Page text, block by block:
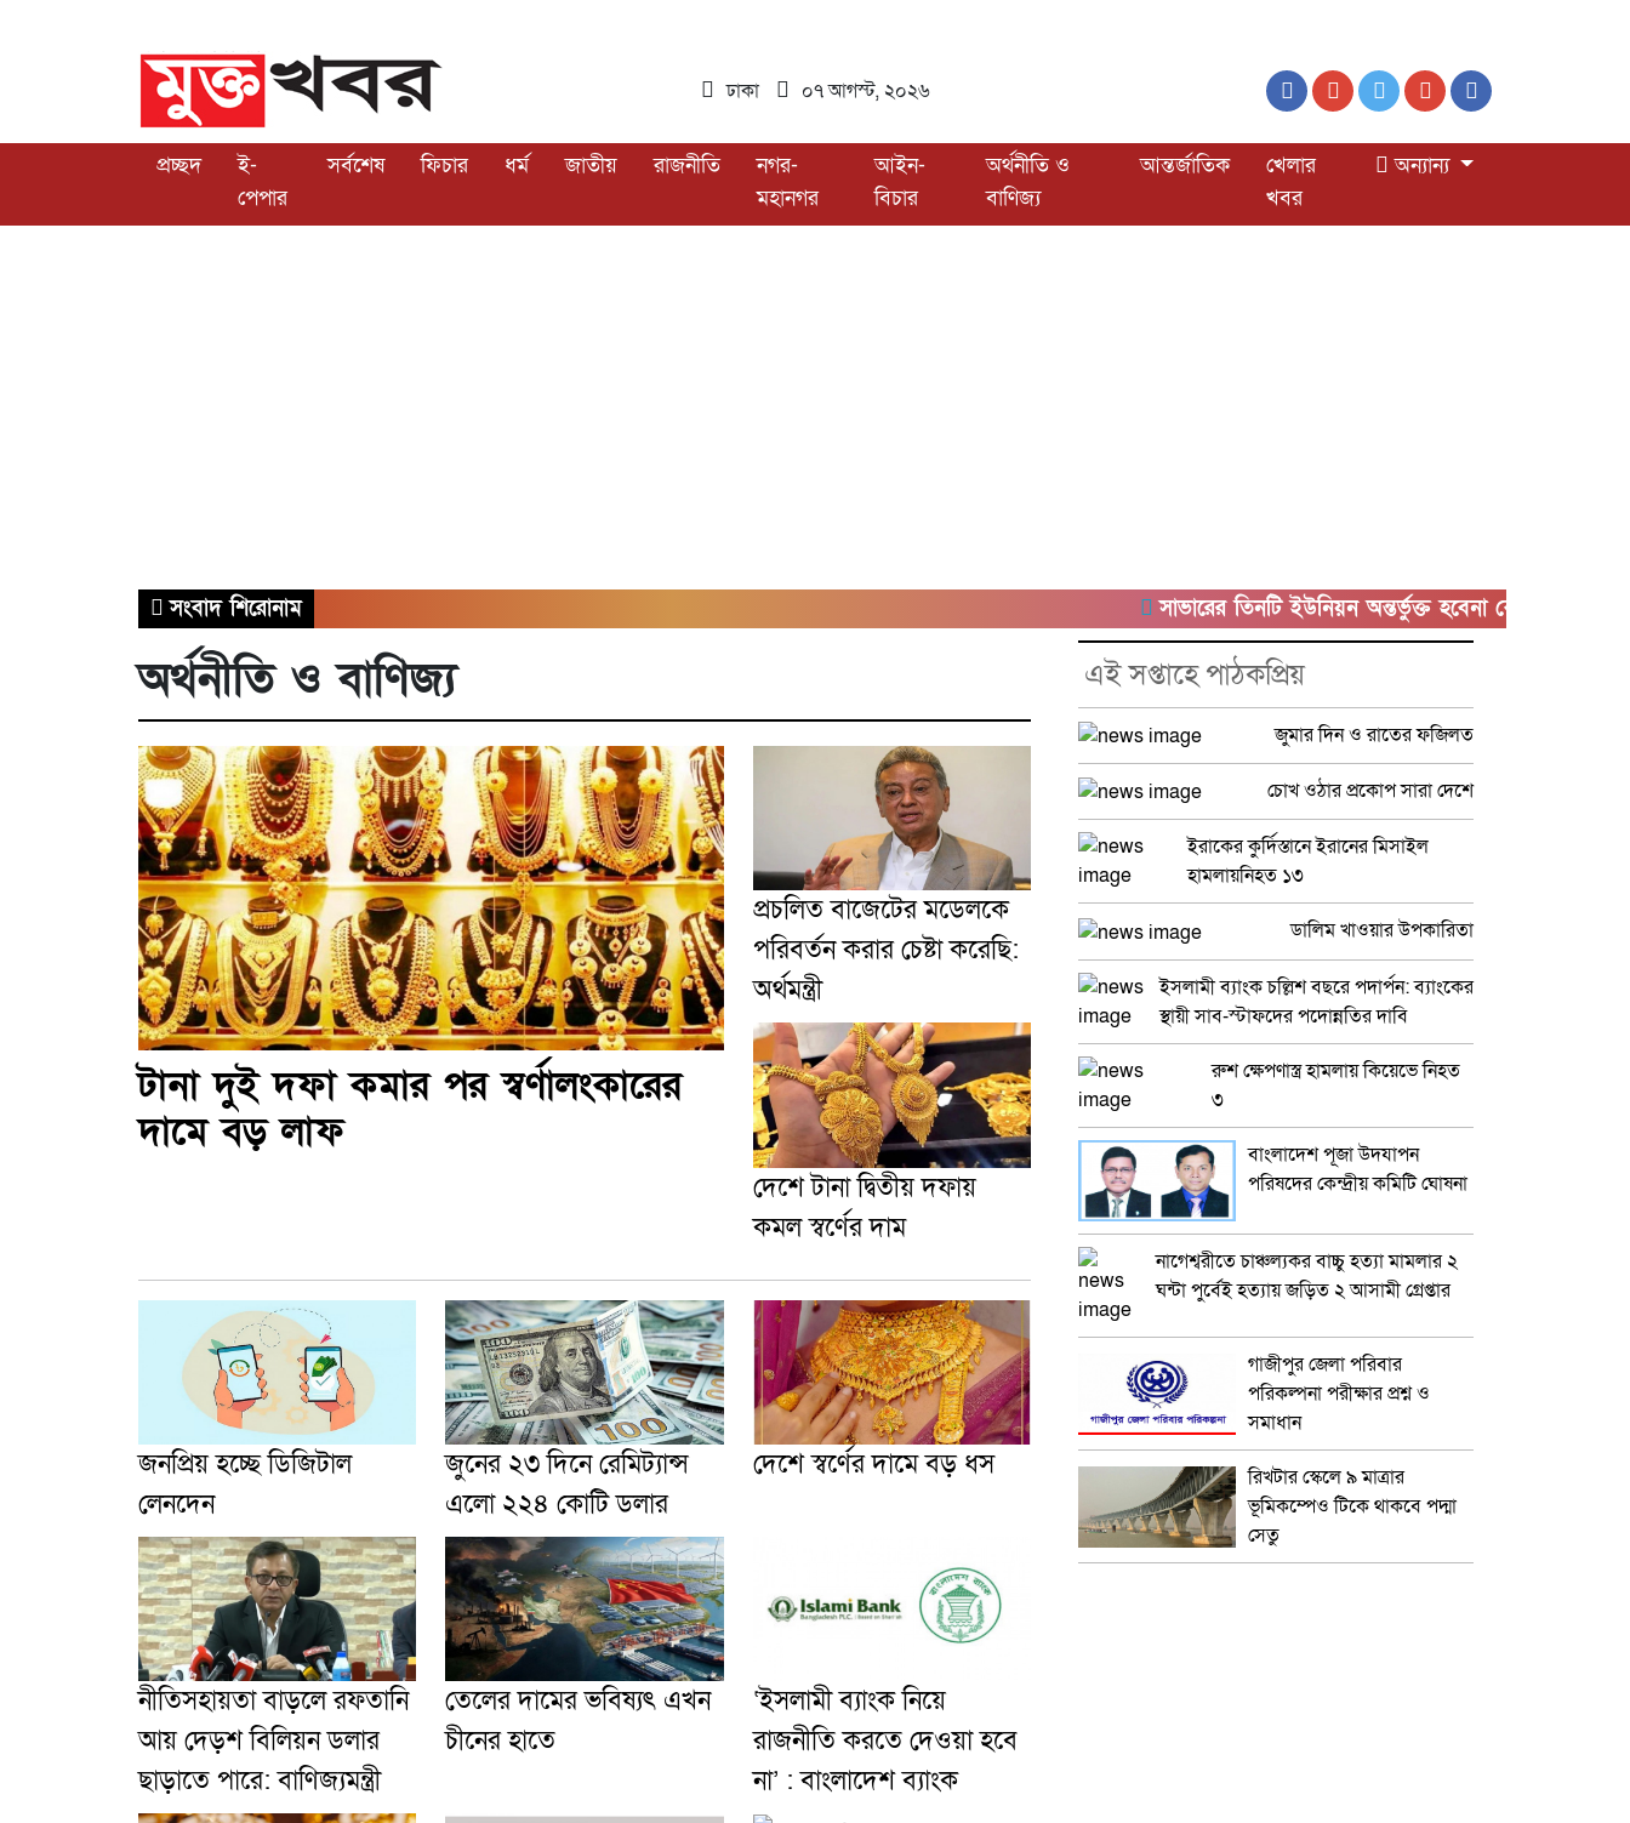
ঢাকা ০৭ আগস্ট, ২০২৬
প্রচ্ছদ
ই-
পেপার
সর্বশেষ ফিচার ধর্ম জাতীয় রাজনীতি
নগর-
মহানগর
আইন-
বিচার
অর্থনীতি ও
বাণিজ্য
আন্তর্জাতিক
খেলার
খবর
অন্যান্য
সংবাদ শিরোনাম সাভারের তিনটি ইউনিয়ন অন্তর্ভুক্ত হবেনা কেরানীগঞ্জের সাথে
অর্থনীতি ও বাণিজ্য
টানা দুই দফা কমার পর স্বর্ণালংকারের
দামে বড় লাফ
প্রচলিত বাজেটের মডেলকে
পরিবর্তন করার চেষ্টা করেছি:
অর্থমন্ত্রী
দেশে টানা দ্বিতীয় দফায়
কমল স্বর্ণের দাম
জনপ্রিয় হচ্ছে ডিজিটাল
লেনদেন
জুনের ২৩ দিনে রেমিট্যান্স
এলো ২২৪ কোটি ডলার
দেশে স্বর্ণের দামে বড় ধস
নীতিসহায়তা বাড়লে রফতানি
আয় দেড়শ বিলিয়ন ডলার
ছাড়াতে পারে: বাণিজ্যমন্ত্রী
তেলের দামের ভবিষ্যৎ এখন
চীনের হাতে
‘ইসলামী ব্যাংক নিয়ে
রাজনীতি করতে দেওয়া হবে
না’ : বাংলাদেশ ব্যাংক
এই সপ্তাহে পাঠকপ্রিয়
জুমার দিন ও রাতের ফজিলত
চোখ ওঠার প্রকোপ সারা দেশে
ইরাকের কুর্দিস্তানে ইরানের মিসাইল
হামলায়নিহত ১৩
ডালিম খাওয়ার উপকারিতা
ইসলামী ব্যাংক চল্লিশ বছরে পদার্পন: ব্যাংকের
স্থায়ী সাব-স্টাফদের পদোন্নতির দাবি
রুশ ক্ষেপণাস্ত্র হামলায় কিয়েভে নিহত
৩
বাংলাদেশ পূজা উদযাপন
পরিষদের কেন্দ্রীয় কমিটি ঘোষনা
নাগেশ্বরীতে চাঞ্চল্যকর বাচ্চু হত্যা মামলার ২
ঘন্টা পুর্বেই হত্যায় জড়িত ২ আসামী গ্রেপ্তার
গাজীপুর জেলা পরিবার
পরিকল্পনা পরীক্ষার প্রশ্ন ও
সমাধান
রিখটার স্কেলে ৯ মাত্রার
ভূমিকম্পেও টিকে থাকবে পদ্মা
সেতু